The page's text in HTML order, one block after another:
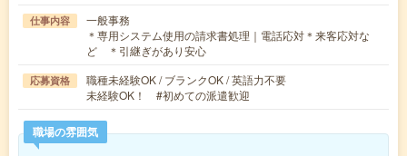
仕事内容
一般事務
＊専用システム使用の請求書処理｜電話応対＊来客応対な
ど ＊引継ぎがあり安心
応募資格
職種未経験OK / ブランクOK / 英語力不要
未経験OK！ #初めての派遣歓迎
職場の雰囲気